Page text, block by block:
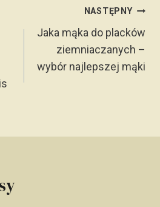
NASTĘPNY
Jaka mąka do placków
ziemniaczanych –
wybór najlepszej mąki